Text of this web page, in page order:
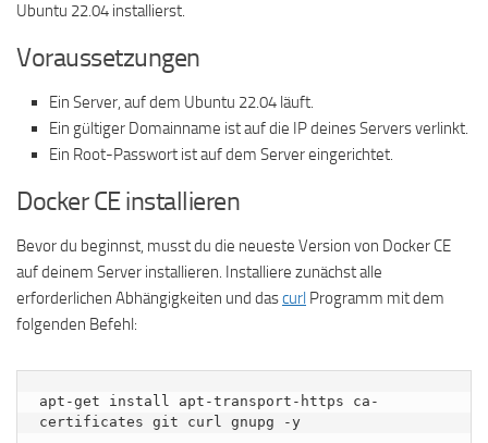
Ubuntu 22.04 installierst.
Voraussetzungen
Ein Server, auf dem Ubuntu 22.04 läuft.
Ein gültiger Domainname ist auf die IP deines Servers verlinkt.
Ein Root-Passwort ist auf dem Server eingerichtet.
Docker CE installieren
Bevor du beginnst, musst du die neueste Version von Docker CE
auf deinem Server installieren. Installiere zunächst alle
erforderlichen Abhängigkeiten und dascurl Programm mit dem
folgenden Befehl:
apt-get install apt-transport-https ca-
certificates git curl gnupg -y